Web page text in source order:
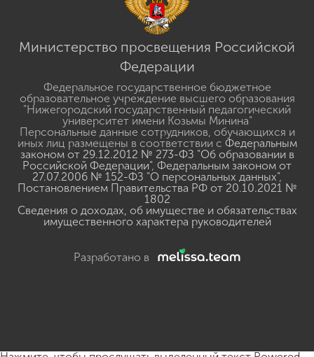
Министерство просвещения Российской
Федерации
Федеральное государственное бюджетное
образовательное учреждение высшего образования
"Нижегородский государственный педагогический
университет имени Козьмы Минина"
Персональные данные сотрудников, обучающихся и
иных лиц размещены в соответствии с Федеральным
законом от 29.12.2012 № 273-ФЗ "Об образовании в
Российской Федерации", Федеральным законом от
27.07.2006 № 152-ФЗ "О персональных данных",
Постановлением Правительства РФ от 20.10.2021 №
1802
Сведения о доходах, об имуществе и обязательствах
имущественного характера руководителей
Разработано в